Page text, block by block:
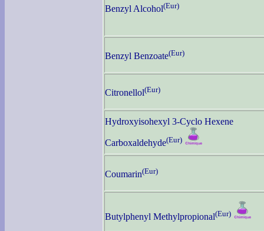
Benzyl Alcohol(Eur)
Benzyl Benzoate(Eur)
Citronellol(Eur)
Hydroxyisohexyl 3-Cyclo Hexene
Carboxaldehyde(Eur)
Coumarin(Eur)
Butylphenyl Methylpropional(Eur)